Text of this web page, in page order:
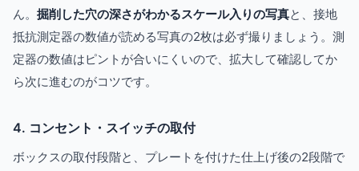
ん。 掘削した穴の深さがわかるスケール入りの写真と、接地
抵抗測定器の数値が読める写真の2枚は必ず撮りましょう。測
定器の数値はピントが合いにくいので、拡大して確認してか
ら次に進むのがコツです。
4. コンセント・スイッチの取付
ボックスの取付段階と、プレートを付けた仕上げ後の2段階で